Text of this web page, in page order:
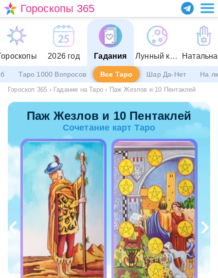
Гороскопы 365
2026 год Гадания Лунный календарь
Таро 1000 Вопросов Все Таро Шар Да-Нет На
Гороскоп 365 › Гадание на Таро › Паж Жезлов и 10 Пентаклей
Паж Жезлов и 10 Пентаклей
Сочетание карт Таро